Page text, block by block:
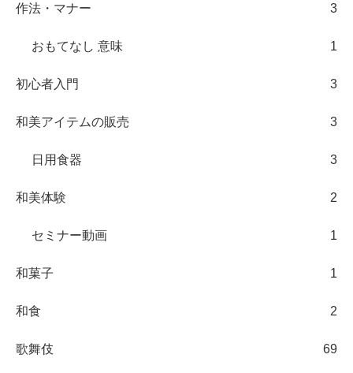
作法・マナー 3
おもてなし 意味 1
初心者入門 3
和美アイテムの販売 3
日用食器 3
和美体験 2
セミナー動画 1
和菓子 1
和食 2
歌舞伎 69